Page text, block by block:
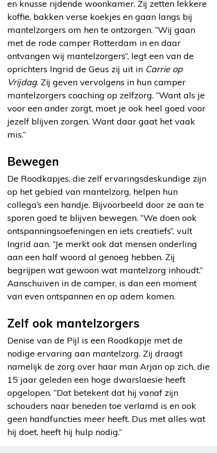
en knusse rijdende woonkamer. Zij zetten lekkere
koffie, bakken verse koekjes en gaan langs bij
mantelzorgers om hen te ontzorgen. “Wij gaan
met de rode camper Rotterdam in en daar
ontvangen wij mantelzorgers”, legt een van de
oprichters Ingrid de Geus zij uit in Carrie op
Vrijdag. Zij geven vervolgens in hun camper
mantelzorgers coaching op zelfzorg. “Want als je
voor een ander zorgt, moet je ook heel goed voor
jezelf blijven zorgen. Want daar gaat het vaak
mis.”
Bewegen
De Roodkapjes, die zelf ervaringsdeskundige zijn
op het gebied van mantelzorg, helpen hun
collega’s een handje. Bijvoorbeeld door ze aan te
sporen goed te blijven bewegen. “We doen ook
ontspanningsoefeningen en iets creatiefs”, vult
Ingrid aan. “Je merkt ook dat mensen onderling
aan een half woord al genoeg hebben. Zij
begrijpen wat gewoon wat mantelzorg inhoudt.”
Aanschuiven in de camper, is dan een moment
van even ontspannen en op adem komen.
Zelf ook mantelzorgers
Denise van de Pijl is een Roodkapje met de
nodige ervaring aan mantelzorg. Zij draagt
namelijk de zorg over haar man Arjan op zich, die
15 jaar geleden een hoge dwarslaesie heeft
opgelopen. “Dat betekent dat hij vanaf zijn
schouders naar beneden toe verlamd is en ook
geen handfuncties meer heeft. Dus met alles wat
hij doet, heeft hij hulp nodig.”